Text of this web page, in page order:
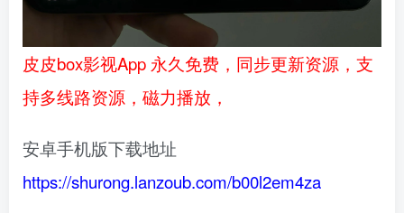
皮皮box影视App 永久免费，同步更新资源，支
持多线路资源，磁力播放，
安卓手机版下载地址
https://shurong.lanzoub.com/b00l2em4za